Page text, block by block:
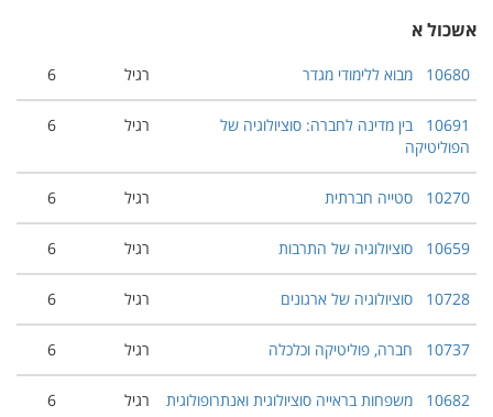
אשכול א
10680 מבוא ללימודי מגדר רגיל 6
10691 בין מדינה לחברה: סוציולוגיה של
הפוליטיקה
רגיל 6
10270 סטייה חברתית רגיל 6
10659 סוציולוגיה של התרבות רגיל 6
10728 סוציולוגיה של ארגונים רגיל 6
10737 חברה, פוליטיקה וכלכלה רגיל 6
10682 משפחות בראייה סוציולוגית ואנתרופולוגית רגיל 6